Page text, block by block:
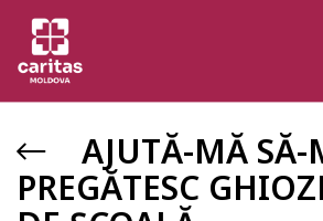
AJUTĂ-MĂ SĂ-
PREGĂTESC